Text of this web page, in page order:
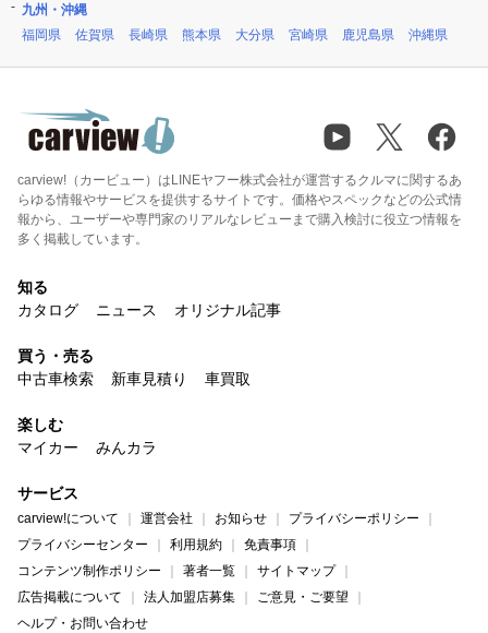
九州・沖縄
福岡県
佐賀県 長崎県 熊本県 大分県 宮崎県 鹿児島県 沖縄県
carview!（カービュー）はLINEヤフー株式会社が運営するクルマに関するあ
らゆる情報やサービスを提供するサイトです。価格やスペックなどの公式情
報から、ユーザーや専門家のリアルなレビューまで購入検討に役立つ情報を
多く掲載しています。
知る
カタログ
ニュース オリジナル記事
買う・売る
中古車検索
新車見積り 車買取
楽しむ
マイカー
みんカラ
サービス
carview!について 運営会社 お知らせ
プライバシーポリシー
プライバシーセンター
利用規約
免責事項
コンテンツ制作ポリシー
著者一覧
サイトマップ
広告掲載について
法人加盟店募集
ご意見・ご要望
ヘルプ・お問い合わせ